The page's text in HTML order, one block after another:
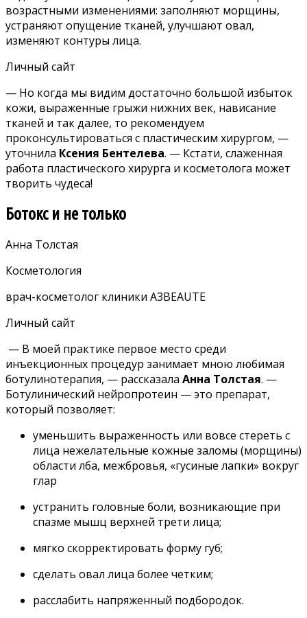
возрастными изменениями: заполняют морщины,
устраняют опущение тканей, улучшают овал,
изменяют контуры лица.
Личный сайт
— Но когда мы видим достаточно большой избыток
кожи, выраженные грыжи нижних век, нависание
тканей и так далее, то рекомендуем
проконсультироваться с пластическим хирургом, —
уточнила Ксения Бентелева. — Кстати, слаженная
работа пластического хирурга и косметолога может
творить чудеса!
Ботокс и не только
Анна Толстая
Косметология
врач-косметолог клиники A3BEAUTE
Личный сайт
— В моей практике первое место среди
инъекционных процедур занимает мною любимая
ботулинотерапия, — рассказала Анна Толстая. —
Ботулинический нейропротеин — это препарат,
который позволяет:
уменьшить выраженность или вовсе стереть с
лица нежелательные кожные заломы (морщины)
области лба, межбровья, «гусиные лапки» вокруг
глаp
устранить головные боли, возникающие при
спазме мышц верхней трети лица;
мягко скорректировать форму губ;
сделать овал лица более четким;
расслабить напряженный подбородок.